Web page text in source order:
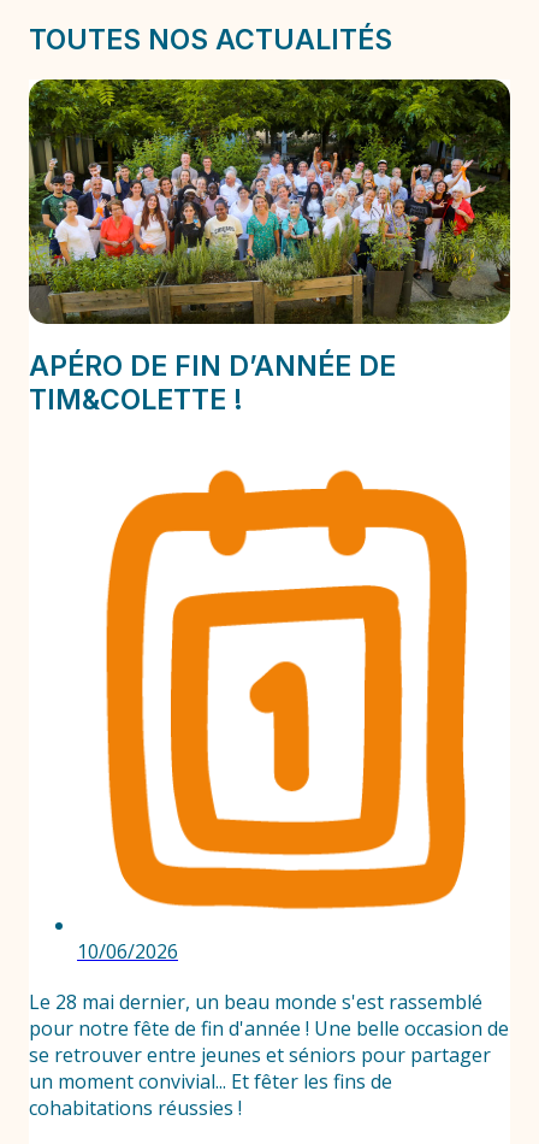
TOUTES NOS ACTUALITÉS
APÉRO DE FIN D’ANNÉE DE
TIM&COLETTE !
10/06/2026
Le 28 mai dernier, un beau monde s'est rassemblé
pour notre fête de fin d'année ! Une belle occasion de
se retrouver entre jeunes et séniors pour partager
un moment convivial... Et fêter les fins de
cohabitations réussies !